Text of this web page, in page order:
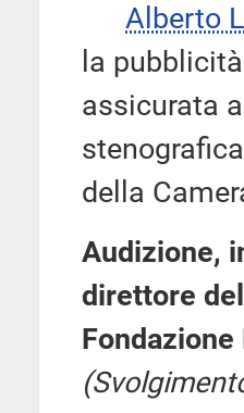
Alberto
la
assicurata
della
Audizione,
direttore